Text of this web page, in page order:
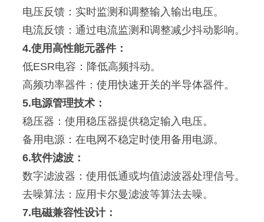
电压反馈：实时监测和调整输入输出电压。
电流反馈：通过电流监测和调整减少抖动影响。
4.使用高性能元器件：
低ESR电容：降低高频抖动。
高频功率器件：使用快速开关的半导体器件。
5.电源管理技术：
稳压器：使用稳压器提供稳定输入电压。
备用电源：在电网不稳定时使用备用电源。
6.软件滤波：
数字滤波器：使用低通或均值滤波器处理信号。
去噪算法：应用卡尔曼滤波等算法去噪。
7.电磁兼容性设计：